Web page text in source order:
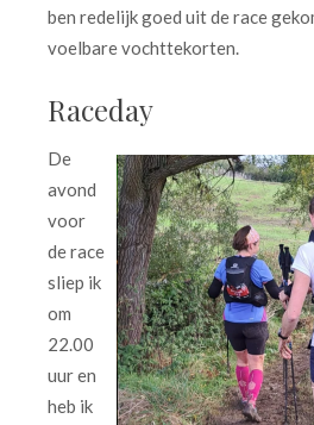
ben redelijk goed uit de race
voelbare vochttekorten.
Raceday
De
avond
voor
de race
sliep ik
om
22.00
uur en
heb ik